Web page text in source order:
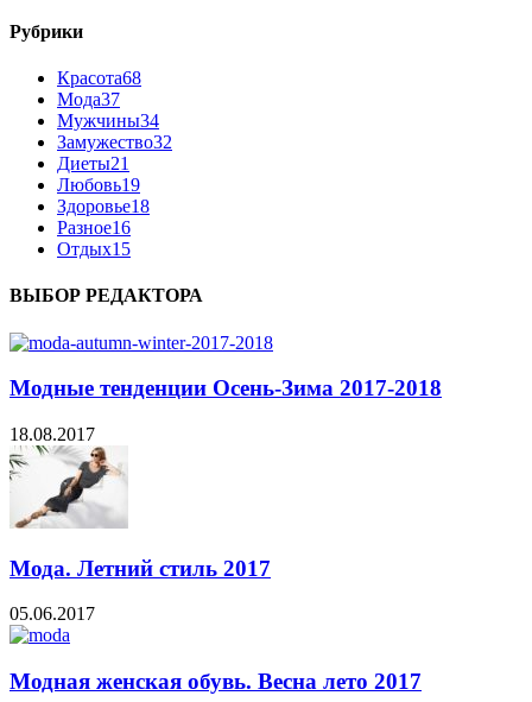
Рубрики
Красота68
Мода37
Мужчины34
Замужество32
Диеты21
Любовь19
Здоровье18
Разное16
Отдых15
ВЫБОР РЕДАКТОРА
Модные тенденции Осень-Зима 2017-2018
18.08.2017
Мода. Летний стиль 2017
05.06.2017
Модная женская обувь. Весна лето 2017